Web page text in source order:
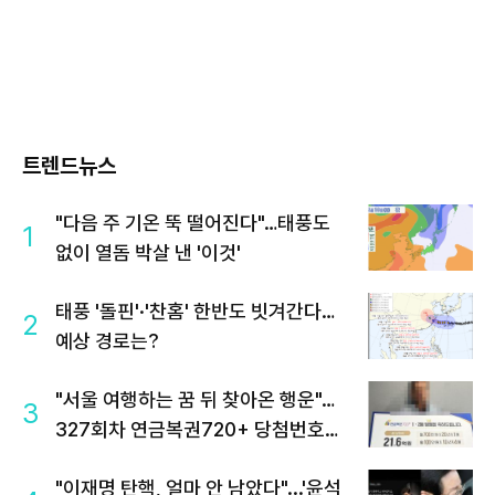
트렌드뉴스
1
"다음 주 기온 뚝 떨어진다"…태풍도
없이 열돔 박살 낸 '이것'
2
태풍 '돌핀'·'찬홈' 한반도 빗겨간다…
예상 경로는?
3
"서울 여행하는 꿈 뒤 찾아온 행운"…
327회차 연금복권720+ 당첨번호조
"이재명 탄핵, 얼마 안 남았다"...'윤석